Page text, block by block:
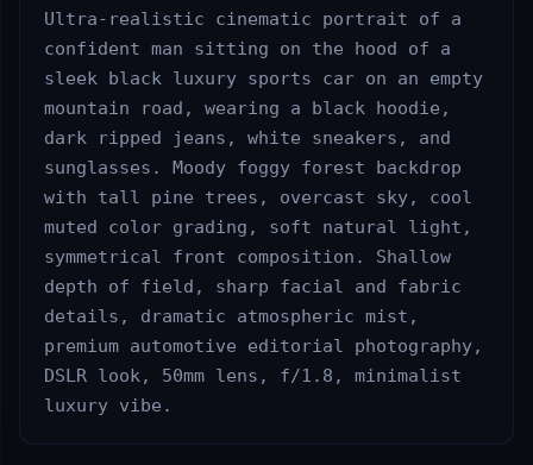
Ultra-realistic cinematic portrait of a
confident man sitting on the hood of a
sleek black luxury sports car on an empty
mountain road, wearing a black hoodie,
dark ripped jeans, white sneakers, and
sunglasses. Moody foggy forest backdrop
with tall pine trees, overcast sky, cool
muted color grading, soft natural light,
symmetrical front composition. Shallow
depth of field, sharp facial and fabric
details, dramatic atmospheric mist,
premium automotive editorial photography,
DSLR look, 50mm lens, f/1.8, minimalist
luxury vibe.